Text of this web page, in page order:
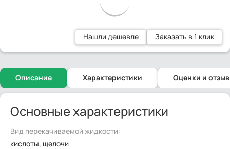
Нашли дешевле Заказать в 1 клик
Описание Характеристики Оценки и
Основные характеристики
Вид перекачиваемой жидкости:
кислоты, щелочи